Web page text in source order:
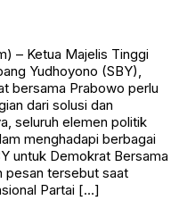
– Ketua Majelis Tinggi
Yudhoyono (SBY),
bersama Prabowo perlu
dari solusi dan
seluruh elemen politik
menghadapi berbagai
untuk Demokrat Bersama
pesan tersebut saat
Partai […]